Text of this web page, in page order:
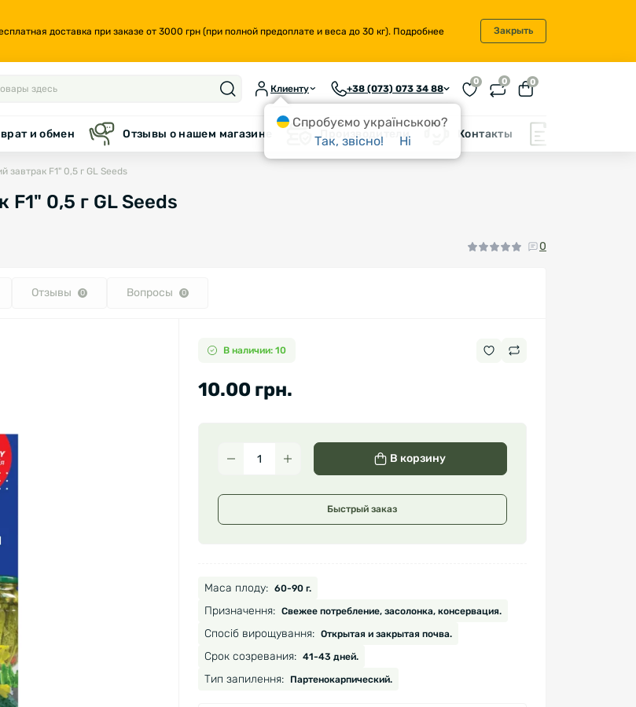
доставка при заказе от 3000 грн (при полной предоплате и веса до 30 кг). Подробнее Закрыть
Клиенту +38 (073) 073 34 88
0 0 0
и обмен Отзывы о нашем магазине Производители Контакты
завтрак F1" 0,5 г GL Seeds
0,5 г GL Seeds
0
Отзывы 0 Вопросы 0
В наличии: 10
10.00 грн.
В корзину
Быстрый заказ
Маса плоду: 60-90 г.
Призначення: Свежее потребление, засолонка, консервация.
Спосіб вирощування: Открытая и закрытая почва.
Срок созревания: 41-43 дней.
Тип запилення: Партенокарпический.
Спробуємо українською?
Так, звісно!
Ні